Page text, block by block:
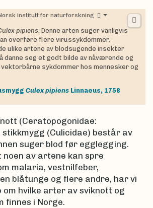
institutt for naturforskning
pipiens. Denne arten suger vanligvis
overføre flere virussykdommer.
ulike artene av blodsugende insekter
danne seg et godt bilde av nåværende og
sykdommer hos mennesker og
Culex pipiens Linnaeus, 1758
(Ceratopogonidae:
stikkmygg (Culicidae) består av
suger blod før egglegging.
av artene kan spre
malaria, vestnilfeber,
blåtunge og flere andre, har vi
om hvilke arter av sviknott og
finnes i Norge.